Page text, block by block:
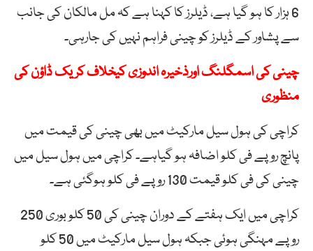
6 ہزار کا ہو گیا ہے، ڈیلرز کا کہنا ہے کہ مل مالکان کی جانب
سے پشاور کے ڈیلرز کو چینی فراہم نہیں کی جارہی۔
چینی کی اسمگلنگ اورذخیرہ اندوزی کیخلاف کریک ڈاؤن کی
منظوری
کراچی کی ہول سیل مارکیٹ میں بھی چینی کی قیمت میں
پانچ روپے فی کلو اضافہ ہو گیاہے۔ کراچی میں ہول سیل میں
چینی کی فی کلو قیمت 130 روپے فی کلو ہوگئی ہے۔
کراچی میں ایک ہفتے کے دوران چینی کی 50 کلو بوری 250
روپے مہنگی ہوئی جبکہ ہول سیل مارکیٹ میں 50 کلو